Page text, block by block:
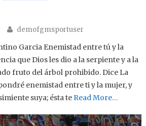
Author
demofgmsportuser
Garcia Enemistad entre tú y la
que Dios les dio a la serpiente y a la
fruto del árbol prohibido. Dice La
enemistad entre ti y la mujer, y
suya; ésta te Read More…